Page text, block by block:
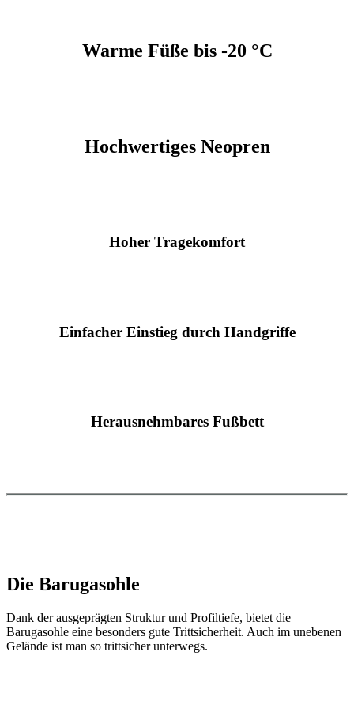
Warme Füße bis -20 °C
Hochwertiges Neopren
Hoher Tragekomfort
Einfacher Einstieg durch Handgriffe
Herausnehmbares Fußbett
Die Barugasohle
Dank der ausgeprägten Struktur und Profiltiefe, bietet die
Barugasohle eine besonders gute Trittsicherheit. Auch im unebenen
Gelände ist man so trittsicher unterwegs.